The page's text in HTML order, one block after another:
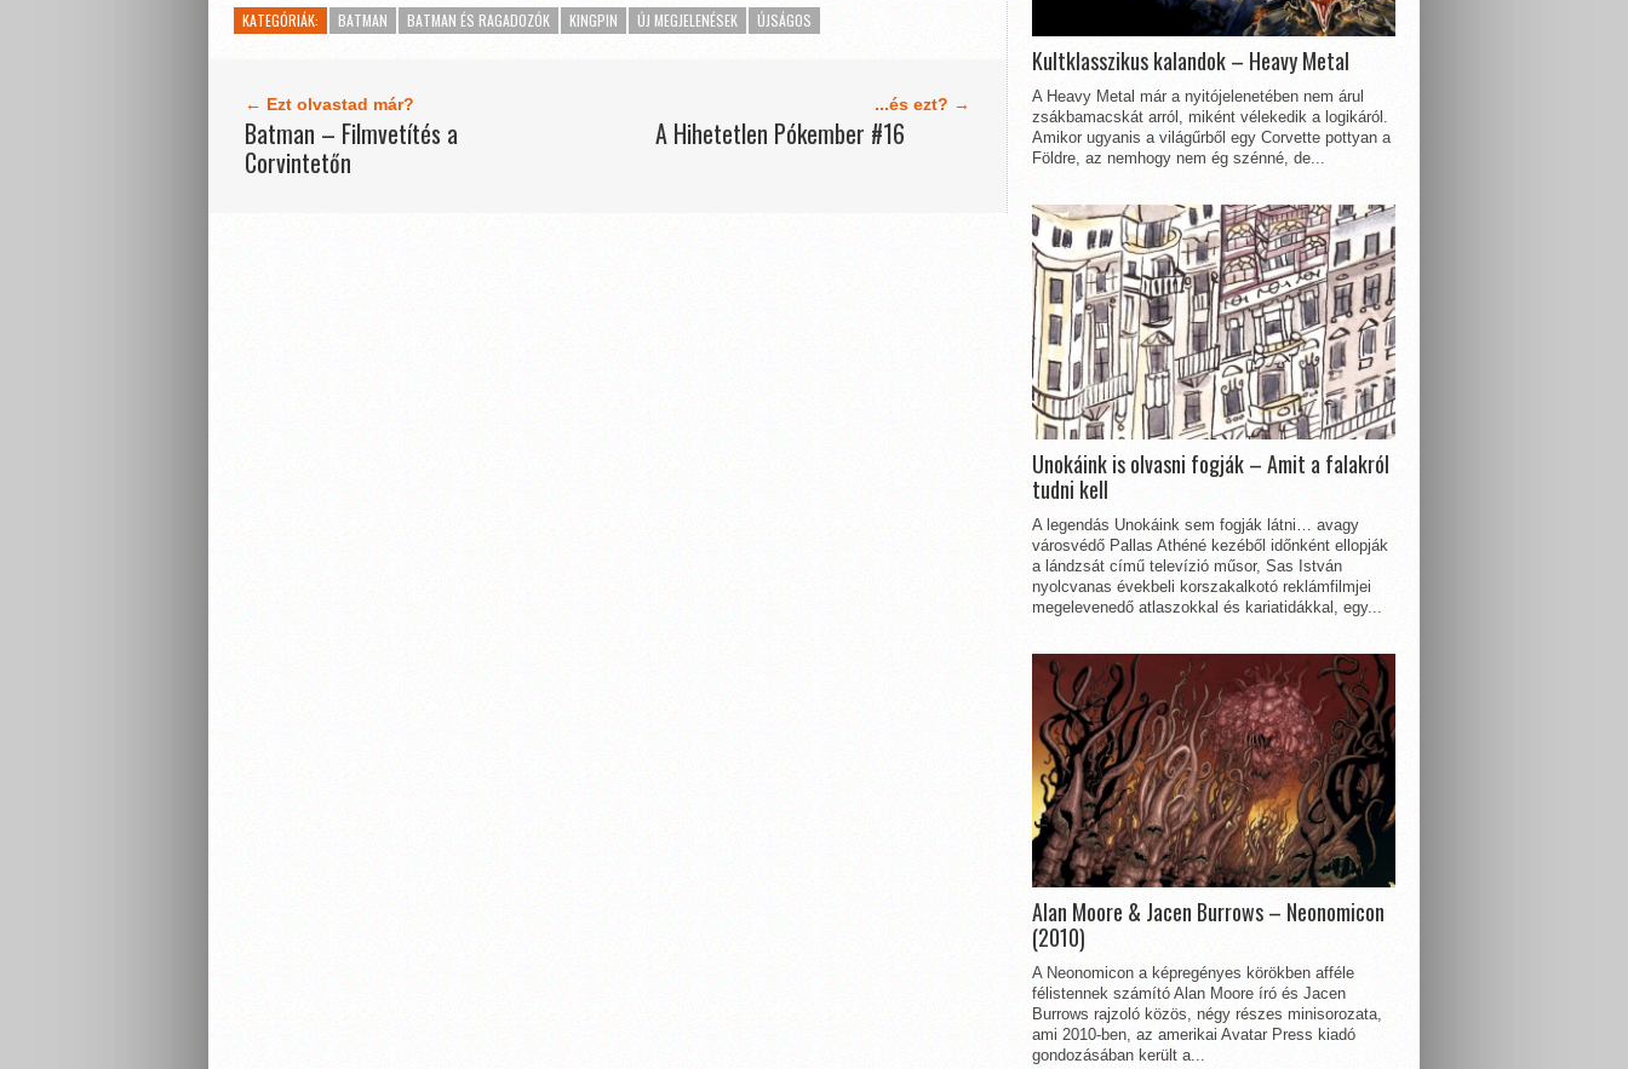
KATEGÓRIÁK: BATMAN BATMAN ÉS RAGADOZÓK KINGPIN ÚJ MEGJELENÉSEK ÚJSÁGOS
← Ezt olvastad már?
Batman – Filmvetítés a
Corvintetőn
...és ezt? →
A Hihetetlen Pókember #16
Kultklasszikus kalandok – Heavy Metal
A Heavy Metal már a nyitójelenetében nem árul
zsákbamacskát arról, miként vélekedik a logikáról.
Amikor ugyanis a világűrből egy Corvette pottyan a
Földre, az nemhogy nem ég szénné, de...
Unokáink is olvasni fogják – Amit a falakról
tudni kell
A legendás Unokáink sem fogják látni… avagy
városvédő Pallas Athéné kezéből időnként ellopják
a lándzsát című televízió műsor, Sas István
nyolcvanas évekbeli korszakalkotó reklámfilmjei
megelevenedő atlaszokkal és kariatidákkal, egy...
Alan Moore & Jacen Burrows – Neonomicon
(2010)
A Neonomicon a képregényes körökben afféle
félistennek számító Alan Moore író és Jacen
Burrows rajzoló közös, négy részes minisorozata,
ami 2010-ben, az amerikai Avatar Press kiadó
gondozásában került a...